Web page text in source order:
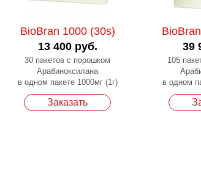
BioBran 1000 (30s)
13 400 руб.
30 пакетов с порошком
Арабиноксилана
в одном пакете 1000мг (1г)
Заказать
39
105
в одном